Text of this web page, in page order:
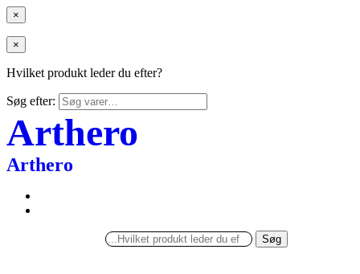
×
×
Hvilket produkt leder du efter?
Søg efter:
Arthero
Arthero
Søg